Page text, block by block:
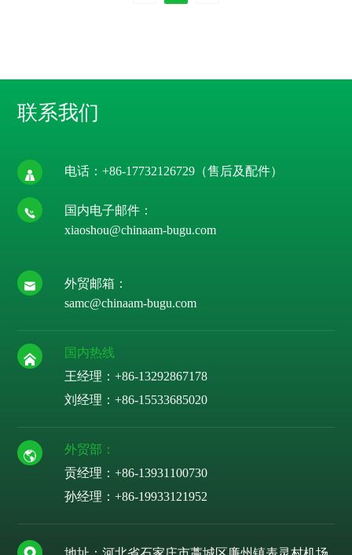
联系我们
电话：+86-17732126729 （售后及配件）
国内电子邮件：
xiaoshou@chinaam-bugu.com
外贸邮箱：
samc@chinaam-bugu.com
国内热线
王经理：+86-13292867178
刘经理：+86-15533685020
外贸部：
贡经理：+86-13931100730
孙经理：+86-19933121952